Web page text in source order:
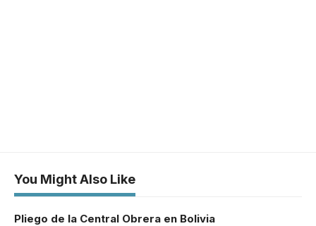
You Might Also Like
Pliego de la Central Obrera en Bolivia